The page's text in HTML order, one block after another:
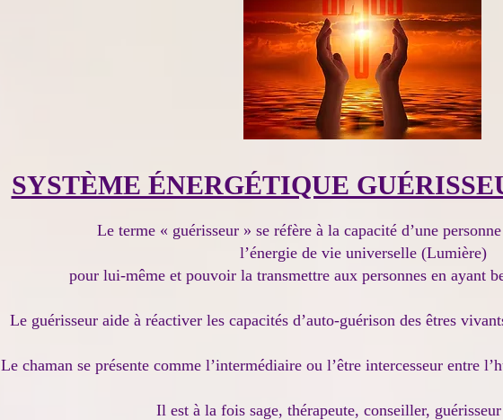
SYSTÈME ÉNERGÉTIQUE
Le terme « guérisseur » se réfère à la capacité d’une
l’énergie de vie universelle (Lumière)
pour lui-même et pouvoir la transmettre aux personnes en ayant
Le guérisseur aide à réactiver les capacités d’auto-guérison des êtres
Le chaman se présente comme l’intermédiaire ou l’être intercesseur entre
Il est à la fois sage, thérapeute, conseiller,